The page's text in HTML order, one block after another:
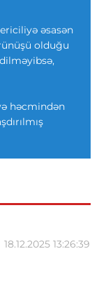
əsasən
olduğu
həcmindən
18.12.2025 13:26:39